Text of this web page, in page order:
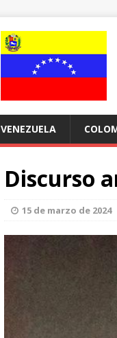
VENEZUELA
Discurso
15 de marzo de 2024